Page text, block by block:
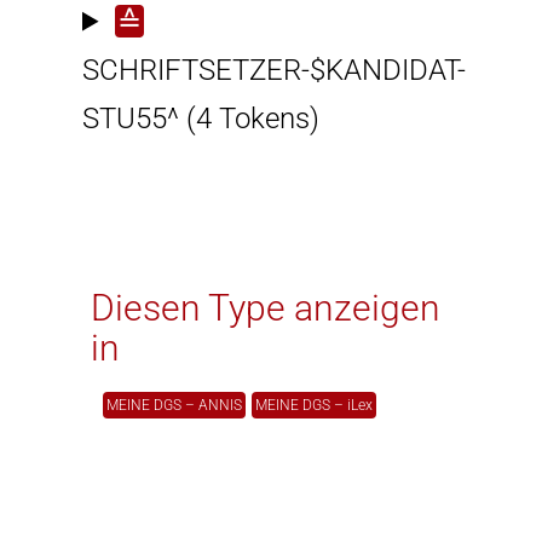
≙
SCHRIFTSETZER-$KANDIDAT-
STU55^ (4 Tokens)
Diesen Type anzeigen
in
MEINE DGS – ANNIS MEINE DGS – iLex